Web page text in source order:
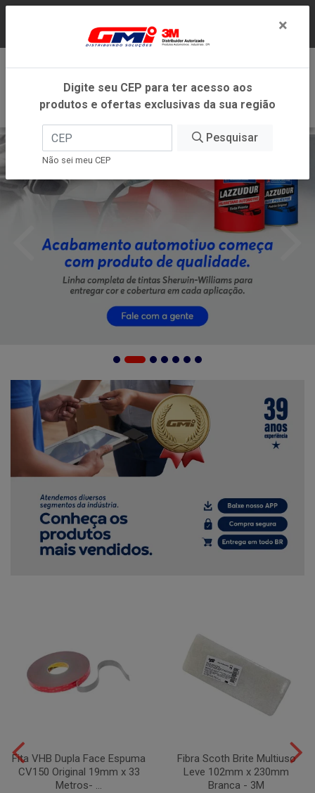
DENTRO DO ESTADO DE MINAS GERAIS.
Fita VHB Dupla Face Espuma
CV150 Original 19mm x 33
Metros- ...
Fibra Scoth Brite Multiuso
Leve 102mm x 230mm
Branca - 3M
×
Digite seu CEP para ter acesso aos
produtos e ofertas exclusivas da sua região
Pesquisar
Não sei meu CEP